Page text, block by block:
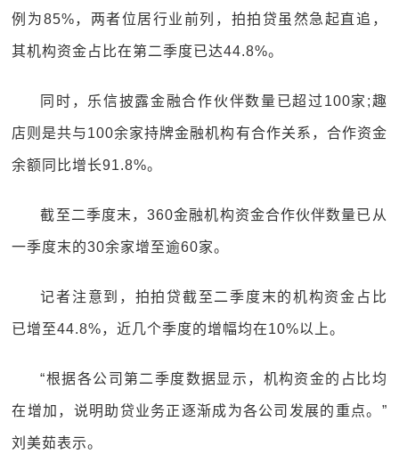
例为85%，两者位居行业前列，拍拍贷虽然急起直追，
其机构资金占比在第二季度已达44.8%。
同时，乐信披露金融合作伙伴数量已超过100家;趣
店则是共与100余家持牌金融机构有合作关系，合作资金
余额同比增长91.8%。
截至二季度末，360金融机构资金合作伙伴数量已从
一季度末的30余家增至逾60家。
记者注意到，拍拍贷截至二季度末的机构资金占比
已增至44.8%，近几个季度的增幅均在10%以上。
“根据各公司第二季度数据显示，机构资金的占比均
在增加，说明助贷业务正逐渐成为各公司发展的重点。”
刘美茹表示。